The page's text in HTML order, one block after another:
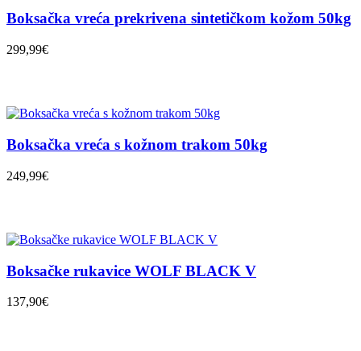
Boksačka vreća prekrivena sintetičkom kožom 50kg
299,99€
Boksačka vreća s kožnom trakom 50kg
249,99€
Boksačke rukavice WOLF BLACK V
137,90€